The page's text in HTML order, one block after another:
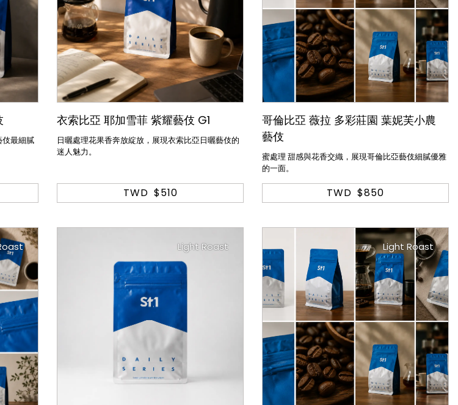
最細膩
衣索比亞 耶加雪菲 紫耀藝伎 G1
日曬處理花果香奔放綻放，展現衣索比亞日曬藝伎的
迷人魅力。
TWD $510
哥倫比亞 薇拉 多彩莊園 葉妮芙小農
藝伎
蜜處理 甜感與花香交織，展現哥倫比亞藝伎細膩優雅
的一面。
TWD $850
Light Roast Light Roast